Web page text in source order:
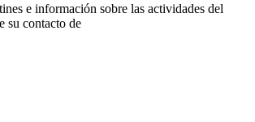
e información sobre las actividades del
su contacto de